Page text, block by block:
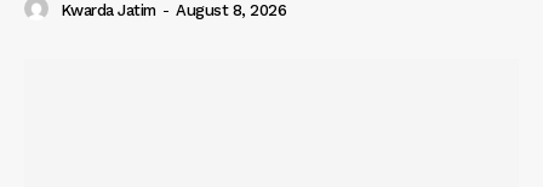
Kwarda Jatim - August 8, 2026